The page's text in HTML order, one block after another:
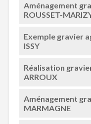
Aménagement
ROUSSET-
Exemple gravier
ISSY
Réalisation
ARROUX
Aménagement
MARMAGNE